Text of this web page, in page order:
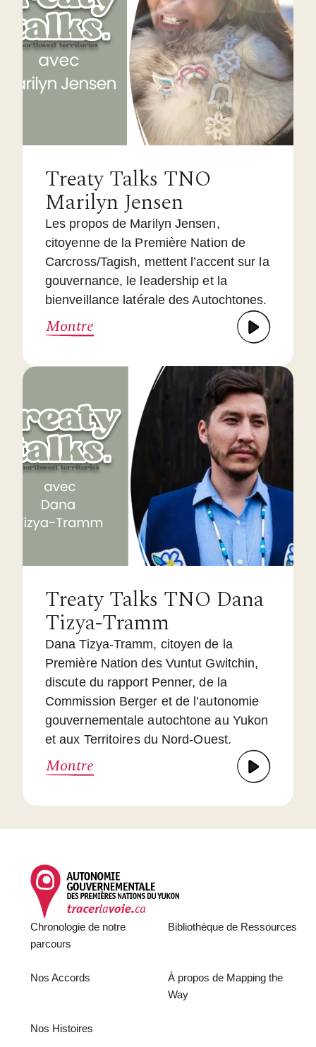
Treaty Talks TNO
Marilyn Jensen
Les propos de Marilyn Jensen,
citoyenne de la Première Nation de
Carcross/Tagish, mettent l’accent sur la
gouvernance, le leadership et la
bienveillance latérale des Autochtones.
Montre
Treaty Talks TNO Dana
Tizya-Tramm
Dana Tizya-Tramm, citoyen de la
Première Nation des Vuntut Gwitchin,
discute du rapport Penner, de la
Commission Berger et de l’autonomie
gouvernementale autochtone au Yukon
et aux Territoires du Nord-Ouest.
Montre
Footer
Chronologie de notre
parcours
Nos Accords
Nos Histoires
Bibliothèque de Ressources
À propos de Mapping the
Way